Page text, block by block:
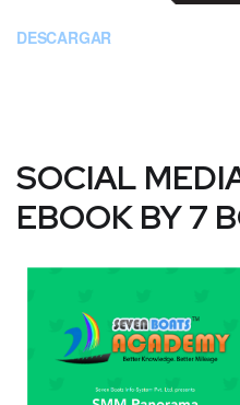
DESCARGAR
SOCIAL
EBOOK BY 7